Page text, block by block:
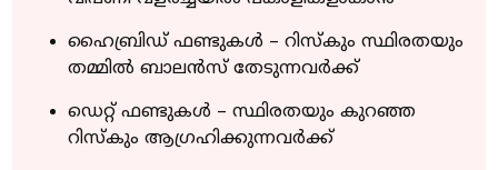
ഹൈബ്രിഡ് ഫണ്ടുകൾ – റിസ്കും സ്ഥിരതയും
തമ്മിൽ ബാലൻസ് തേടുന്നവർക്ക്
ഡെറ്റ് ഫണ്ടുകൾ – സ്ഥിരതയും കുറഞ്ഞ
റിസ്കും ആഗ്രഹിക്കുന്നവർക്ക്